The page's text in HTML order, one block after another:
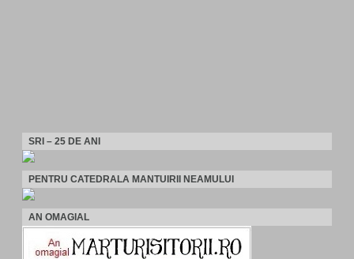
SRI – 25 DE ANI
PENTRU CATEDRALA MANTUIRII NEAMULUI
AN OMAGIAL